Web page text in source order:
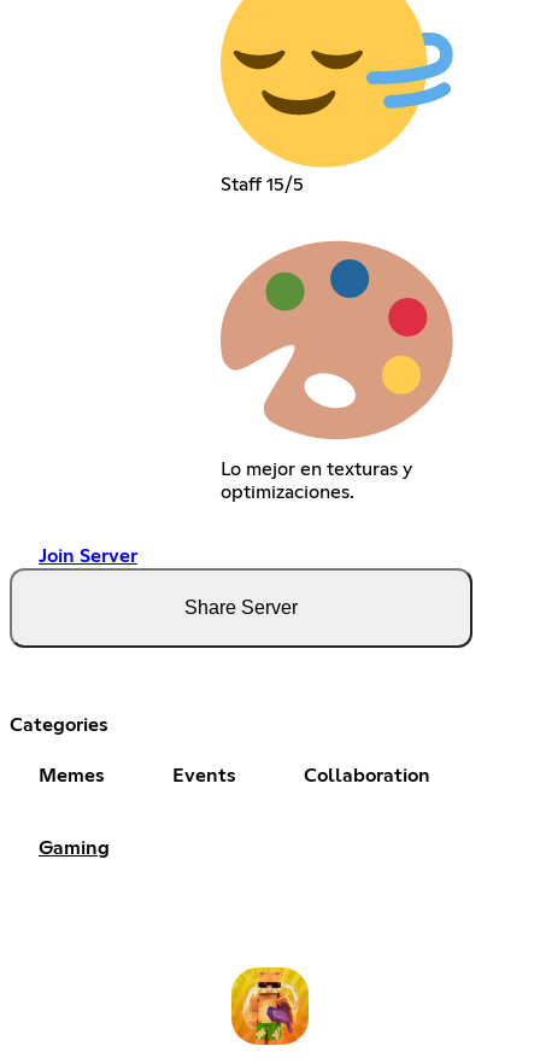
Staff 15/5
Lo mejor en texturas y
optimizaciones.
Join Server
Share Server
Categories
Memes Events Collaboration
Gaming